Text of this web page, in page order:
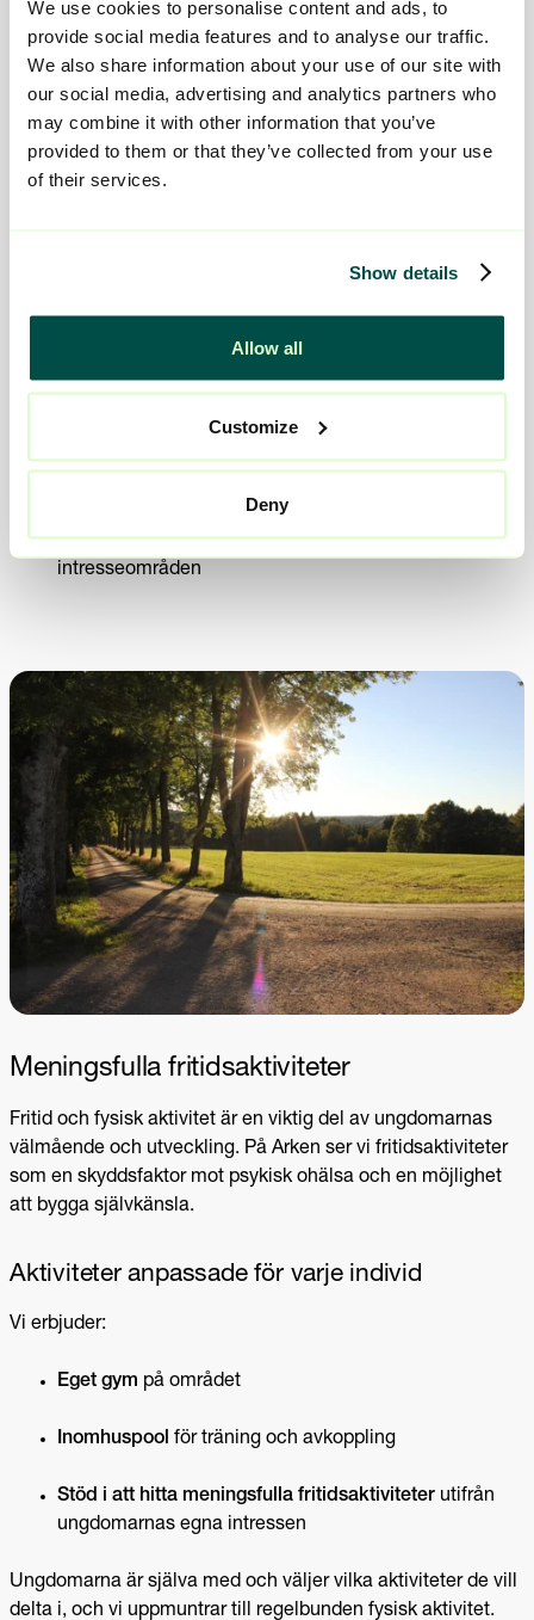
We use cookies to personalise content and ads, to
provide social media features and to analyse our traffic.
We also share information about your use of our site with
our social media, advertising and analytics partners who
may combine it with other information that you’ve
provided to them or that they’ve collected from your use
of their services.
Show details
Allow all
Customize
Deny
Eget boende i lägenheter på gården, med
Detta upplägg gör det möjligt för ungdomarna att utveckla
självständighet i en trygg och strukturerad miljö.
där undervisningen är anpassad för våra ungdomar.
Skollokalerna ligger bara 100 meter från huvudbyggnaden.
Individuellt anpassad undervisning
Stöd i att hitta praktikplatser inom ungdomens
intresseområden
Meningsfulla fritidsaktiviteter
Fritid och fysisk aktivitet är en viktig del av ungdomarnas
välmående och utveckling. På Arken ser vi fritidsaktiviteter
som en skyddsfaktor mot psykisk ohälsa och en möjlighet
att bygga självkänsla.
Aktiviteter anpassade för varje individ
Vi erbjuder:
Eget gym på området
Inomhuspool för träning och avkoppling
Stöd i att hitta meningsfulla fritidsaktiviteter utifrån
ungdomarnas egna intressen
Ungdomarna är själva med och väljer vilka aktiviteter de vill
delta i, och vi uppmuntrar till regelbunden fysisk aktivitet.